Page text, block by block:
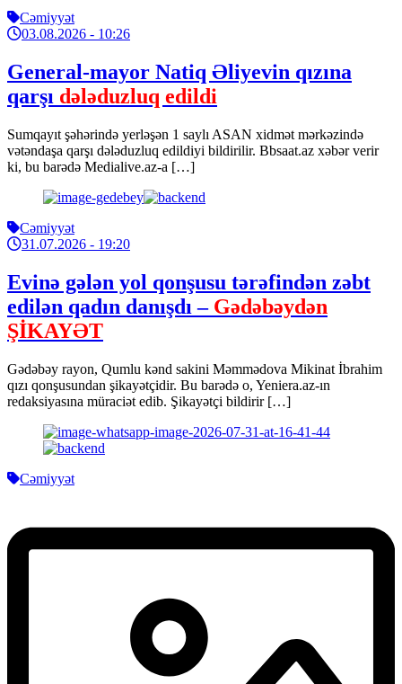
Cəmiyyət
03.08.2026 - 10:26
General-mayor Natiq Əliyevin qızına
qarşı dələduzluq edildi
Sumqayıt şəhərində yerləşən 1 saylı ASAN xidmət mərkəzində
vətəndaşa qarşı dələduzluq edildiyi bildirilir. Bbsaat.az xəbər verir
ki, bu barədə Medialive.az-a […]
Cəmiyyət
31.07.2026 - 19:20
Evinə gələn yol qonşusu tərəfindən zəbt
edilən qadın danışdı – Gədəbəydən
ŞİKAYƏT
Gədəbəy rayon, Qumlu kənd sakini Məmmədova Mikinat İbrahim
qızı qonşusundan şikayətçidir. Bu barədə o, Yeniera.az-ın
redaksiyasına müraciət edib. Şikayətçi bildirir […]
Cəmiyyət